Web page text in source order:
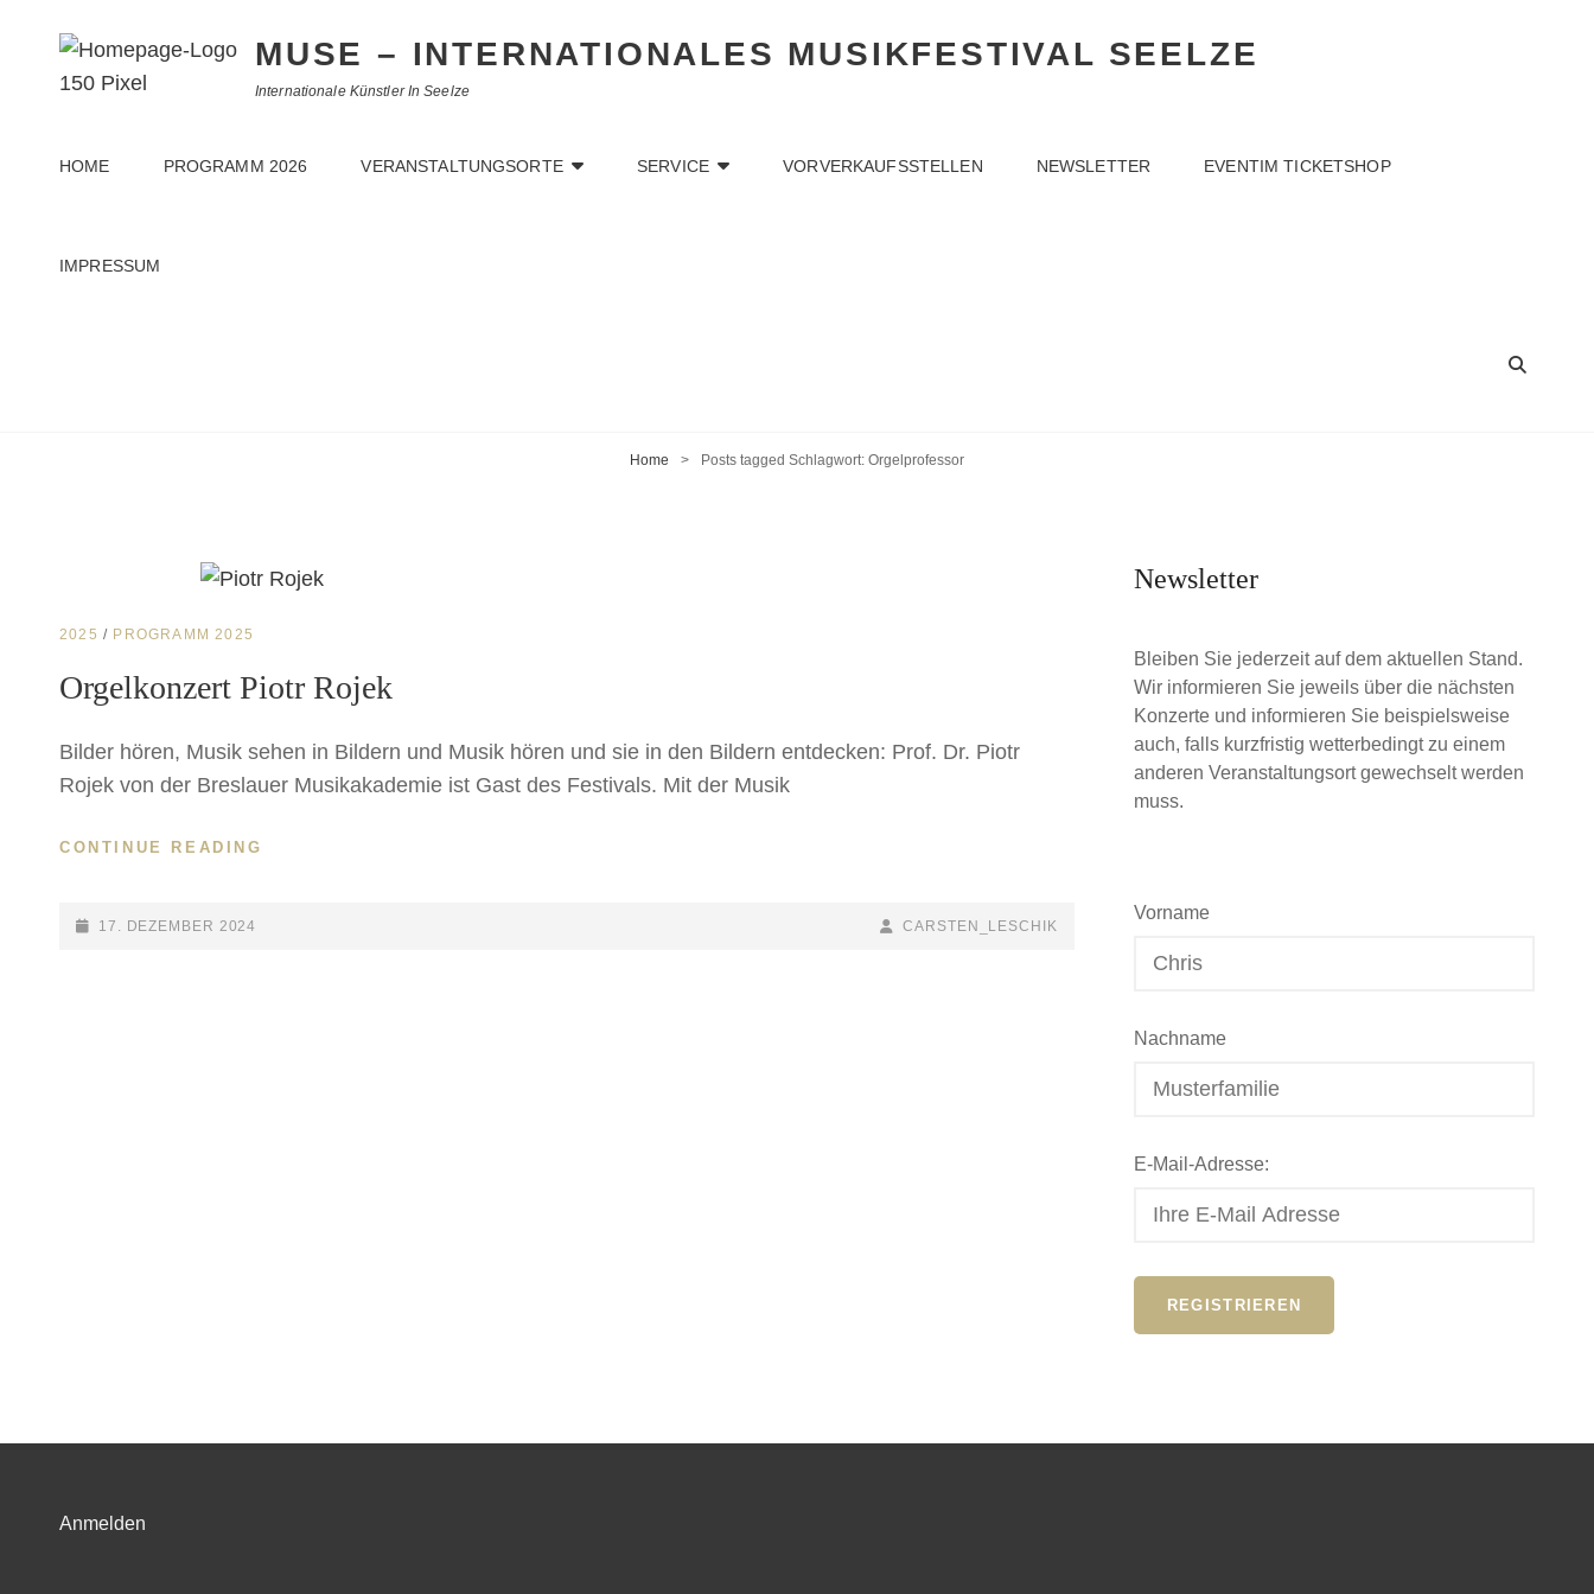
MUSE – INTERNATIONALES MUSIKFESTIVAL SEELZE
Internationale Künstler In Seelze
HOME PROGRAMM 2026 VERANSTALTUNGSORTE SERVICE VORVERKAUFSSTELLEN NEWSLETTER EVENTIM TICKETSHOP
IMPRESSUM
Home > Posts tagged Schlagwort: Orgelprofessor
CAT
2025 / PROGRAMM 2025
Orgelkonzert Piotr Rojek
Bilder hören, Musik sehen in Bildern und Musik hören und sie in den Bildern entdecken: Prof. Dr. Piotr
Rojek von der Breslauer Musikakademie ist Gast des Festivals. Mit der Musik
CONTINUE READING
POSTED-
17. DEZEMBER 2024
BY
BYLINE
CARSTEN_LESCHIK
Newsletter
Bleiben Sie jederzeit auf dem aktuellen Stand.
Wir informieren Sie jeweils über die nächsten
Konzerte und informieren Sie beispielsweise
auch, falls kurzfristig wetterbedingt zu einem
anderen Veranstaltungsort gewechselt werden
muss.
Vorname
Nachname
E-Mail-Adresse:
Anmelden